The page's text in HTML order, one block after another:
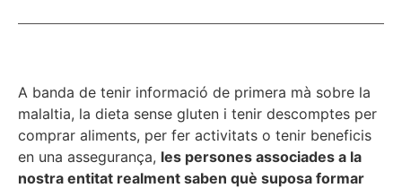
A banda de tenir informació de primera mà sobre la
malaltia, la dieta sense gluten i tenir descomptes per
comprar aliments, per fer activitats o tenir beneficis
en una assegurança, les persones associades a la
nostra entitat realment saben què suposa formar